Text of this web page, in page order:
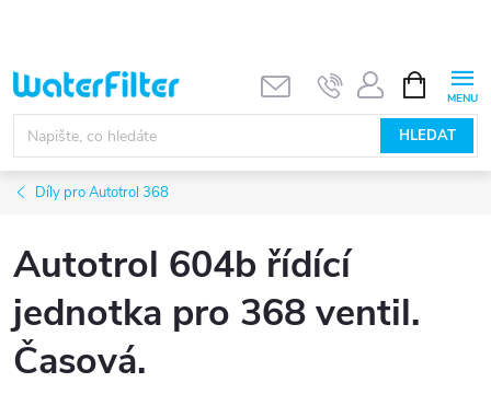
obsah
HLEDAT
NÁKUPNÍ
KOŠÍK
Díly pro Autotrol 368
Autotrol 604b řídící
jednotka pro 368 ventil.
Časová.